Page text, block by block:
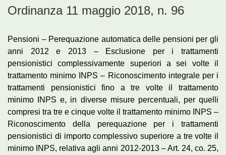
Ordinanza 11 maggio 2018, n. 96
Pensioni – Perequazione automatica delle pensioni per gli
anni 2012 e 2013 – Esclusione per i trattamenti
pensionistici complessivamente superiori a sei volte il
trattamento minimo INPS – Riconoscimento integrale per i
trattamenti pensionistici fino a tre volte il trattamento
minimo INPS e, in diverse misure percentuali, per quelli
compresi tra tre e cinque volte il trattamento minimo INPS –
Riconoscimento della perequazione per i trattamenti
pensionistici di importo complessivo superiore a tre volte il
minimo INPS, relativa agli anni 2012-2013 – Art. 24, co. 25,